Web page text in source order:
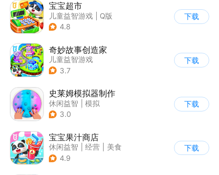
宝宝超市
儿童益智游戏
Q版
4.8
下载
奇妙故事创造家
儿童益智游戏
3.7
下载
史莱姆模拟器制作
休闲益智
模拟
| 史莱姆
3.0
下载
宝宝果汁商店
休闲益智 经营
美食
| 宝宝巴士
4.9
下载